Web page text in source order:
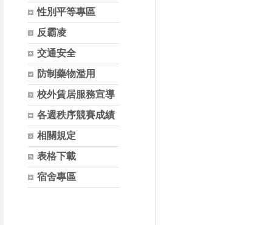
性別平等專區
反霸凌
交通安全
防制藥物濫用
校外賃居服務宣導
各週秩序競賽成績
相關規定
表格下載
宿舍專區